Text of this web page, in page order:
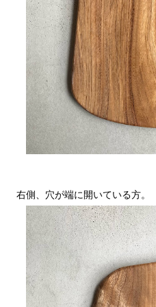
右側、穴が端に開いている方。